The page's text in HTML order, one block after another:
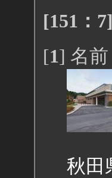
[151：7]
[1] 名前
秋田